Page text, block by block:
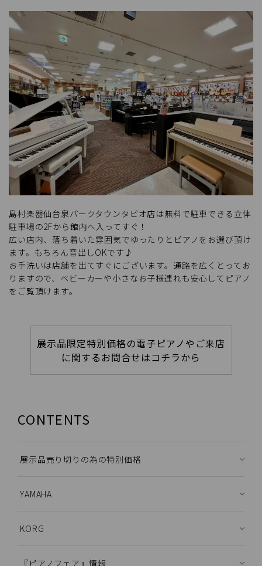
島村楽器仙台泉パークタウンタピオ店は無料で駐車できる立体
駐車場の2Fから館内へ入ってすぐ！
広い店内、落ち着いた雰囲気でゆったりとピアノをお選び頂け
ます。もちろん音出しOKです♪
お手洗いは店舗を出てすぐにございます。通路を広くとってお
りますので、ベビーカーや小さなお子様連れも安心してピアノ
をご覧頂けます。
展示品限定特別価格の電子ピアノやご来店
に関するお問合せはコチラから
CONTENTS
展示品売り切りの為の特別価格
YAMAHA
KORG
『ピアノフェア』情報